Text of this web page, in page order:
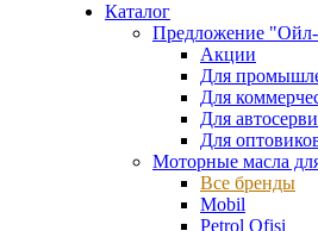
Каталог
Предложение
Акции
Для
Для
Для
Для
Моторные масла
Все бренды
Mobil
Petrol Ofisi